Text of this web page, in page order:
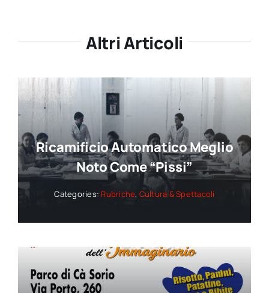
Altri Articoli
Ricamificio Automatico Meglio
Noto Come “Pissi”
Categories: Rubriche, Cultura & Spettacoli